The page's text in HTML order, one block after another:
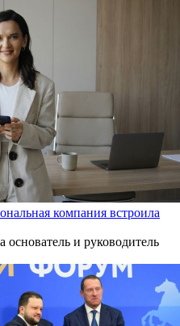
компания встроила
основатель и руководитель